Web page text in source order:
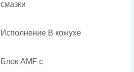
смазки
Исполнение В кожухе
Блок AMF с